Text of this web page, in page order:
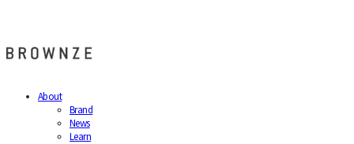
About
Brand
News
Learn